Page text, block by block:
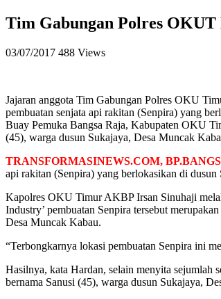
Tim Gabungan Polres OKUT
03/07/2017 488 Views
Jajaran anggota Tim Gabungan Polres OKU
pembuatan senjata api rakitan (Senpira) yang
Buay Pemuka Bangsa Raja, Kabupaten OKU
(45), warga dusun Sukajaya, Desa Muncak
TRANSFORMASINEWS.COM,
api rakitan (Senpira) yang berlokasikan di
Kapolres OKU Timur AKBP Irsan Sinuhaji
Industry’ pembuatan Senpira tersebut
Desa Muncak Kabau.
“Terbongkarnya lokasi pembuatan Senpira ini
Hasilnya, kata Hardan, selain menyita sejumlah
bernama Sanusi (45), warga dusun Sukajaya,